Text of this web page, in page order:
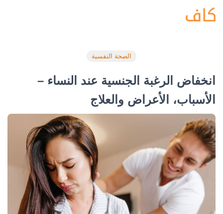
الصحة النفسية
انخفاض الرغبة الجنسية عند النساء –
الأسباب، الأعراض والعلاج